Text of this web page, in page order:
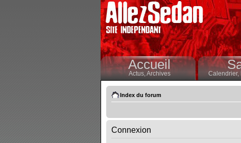
Accueil
Actus,Archives Calendrier,
Index du forum
Connexion